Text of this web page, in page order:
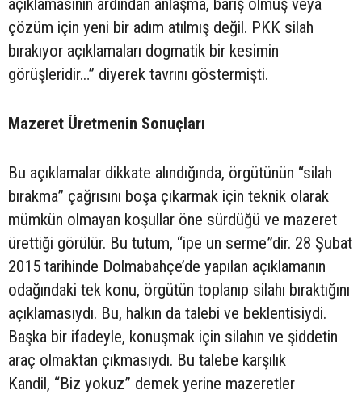
çözüm için yeni bir adım atılmış değil. PKK silah
bırakıyor açıklamaları dogmatik bir kesimin
görüşleridir…” diyerek tavrını göstermişti.
Mazeret Üretmenin Sonuçları
Bu açıklamalar dikkate alındığında, örgütünün “silah
bırakma” çağrısını boşa çıkarmak için teknik olarak
mümkün olmayan koşullar öne sürdüğü ve mazeret
ürettiği görülür. Bu tutum, “ipe un serme”dir. 28 Şubat
2015 tarihinde Dolmabahçe’de yapılan açıklamanın
odağındaki tek konu, örgütün toplanıp silahı bıraktığını
açıklamasıydı. Bu, halkın da talebi ve beklentisiydi.
Başka bir ifadeyle, konuşmak için silahın ve şiddetin
araç olmaktan çıkmasıydı. Bu talebe karşılık
Kandil, “Biz yokuz” demek yerine mazeretler